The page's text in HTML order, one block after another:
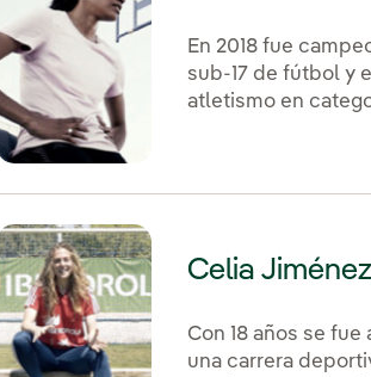
En 2018 fue
sub-17 de fútbol y
atletismo en
Celia
Con 18 años se
una carrera